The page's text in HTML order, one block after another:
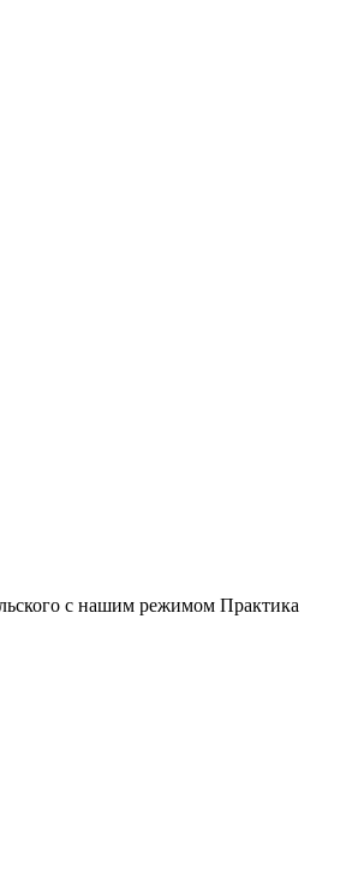
с нашим режимом Практика